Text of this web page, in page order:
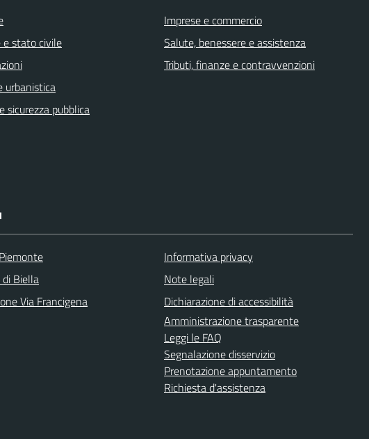
e stato civile
urbanistica
sicurezza pubblica
Imprese e commercio
Salute, benessere e assistenza
Tributi, finanze e contravvenzioni
Biella
Via Francigena
Informativa privacy
Note legali
Dichiarazione di accessibilità
Amministrazione trasparente
Leggi le FAQ
Segnalazione disservizio
Prenotazione appuntamento
Richiesta d'assistenza